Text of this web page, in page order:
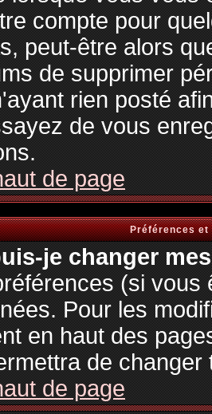
compte pour
peut-être alors
de supprimer
rien posté
de vous
de page
Préférences
je changer
(si
Pour les
en haut des
de
de page